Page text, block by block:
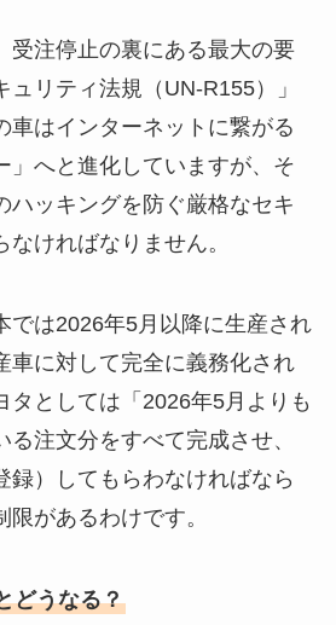
受注停止の裏にある最大の要
ュリティ法規（UN-R155）」
車はインターネットに繋がる
」へと進化していますが、そ
ハッキングを防ぐ厳格なセキ
なければなりません。
では2026年5月以降に生産され
車に対して完全に義務化され
タとしては「2026年5月よりも
注文分をすべて完成させ、
録）してもらわなければなら
があるわけです。
どうなる？